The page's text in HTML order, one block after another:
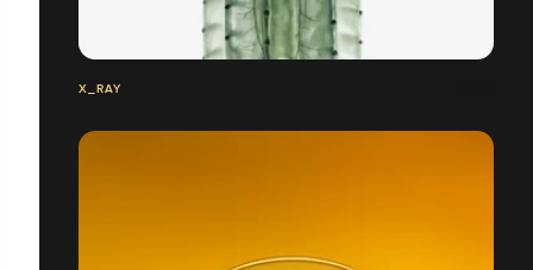
X_RAY